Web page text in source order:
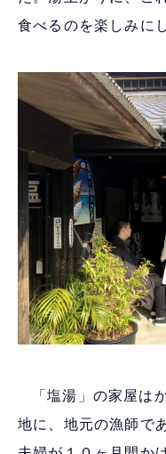
食べるのを楽しみに
「塩湯」の家屋は
地に、地元の漁師で